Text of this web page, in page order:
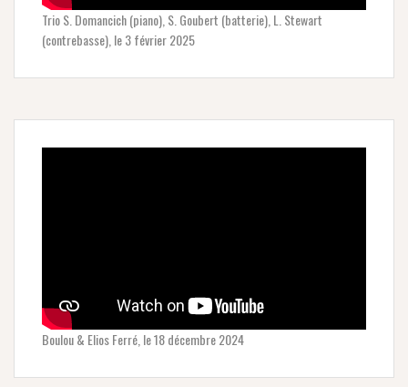
Trio S. Domancich (piano), S. Goubert (batterie), L. Stewart
(contrebasse), le 3 février 2025
Boulou & Elios Ferré, le 18 décembre 2024